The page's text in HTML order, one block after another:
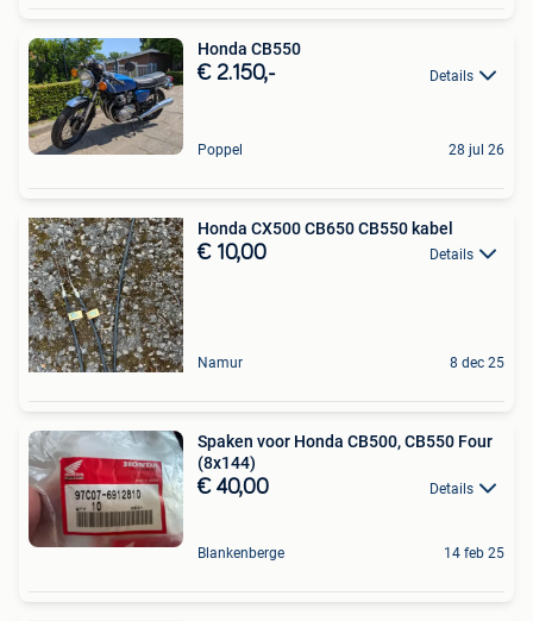
Honda CB550
€ 2.150,- Details
Poppel 28 jul 26
Honda CX500 CB650 CB550 kabel
€ 10,00 Details
Namur 8 dec 25
Spaken voor Honda CB500, CB550 Four
(8x144)
€ 40,00 Details
Blankenberge 14 feb 25